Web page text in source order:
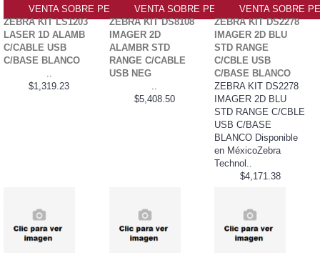
VENTA SOBRE PEDIDO PO
ZEBRA KIT LS1203
LASER 1D ALAMB
C/CABLE USB
C/BASE BLANCO
..
$1,319.23
VENTA SOBRE PEDIDO PO
ZEBRA KIT DS8108
IMAGER 2D
ALAMBR STD
RANGE C/CABLE
USB NEG
..
$5,408.50
VENTA SOBRE
ZEBRA KIT DS2278
IMAGER 2D BLU
STD RANGE
C/CBLE USB
C/BASE BLANCO
ZEBRA KIT DS2278
IMAGER 2D BLU
STD RANGE C/CBLE
USB C/BASE
BLANCO Disponible
en MéxicoZebra
Technol..
$4,171.38